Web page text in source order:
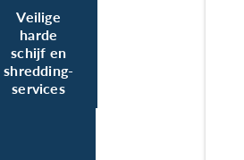
Veilige
harde
schijf en
shredding-
services